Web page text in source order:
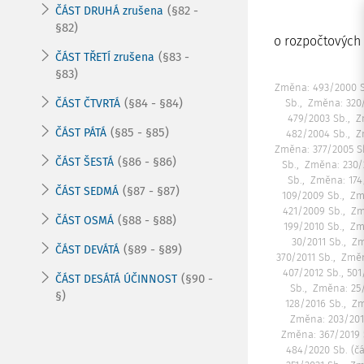
ČÁST DRUHÁ zrušena (§82 -
§82)
ČÁST TŘETÍ zrušena (§83 -
§83)
ČÁST ČTVRTÁ (§84 - §84)
ČÁST PÁTÁ (§85 - §85)
ČÁST ŠESTÁ (§86 - §86)
ČÁST SEDMÁ (§87 - §87)
ČÁST OSMÁ (§88 - §88)
ČÁST DEVÁTÁ (§89 - §89)
ČÁST DESÁTÁ ÚČINNOST (§90 -
§)
o
Změna: 493/2000
Sb.
Změna: 320/
479/2003 Sb.
482/2004 Sb.
Změna: 377/2005
Sb.
Změna:
Sb.
Změna:
109/2009 Sb.
421/2009 Sb.
199/2010 Sb.
30/2011 Sb.
370/2011 Sb.
407/2012 Sb.,
Sb.
Změna: 25/
128/2016 Sb.
Změna: 203/
Změna: 367/2019
484/2020 Sb.